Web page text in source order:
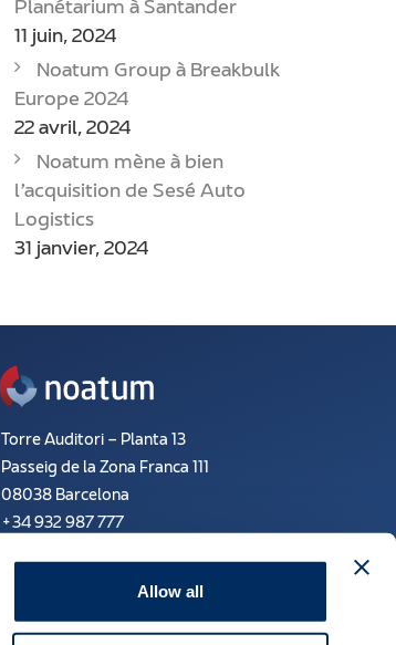
Allow all
Planétarium à Santander
11 juin, 2024
Noatum Group à Breakbulk
Europe 2024
22 avril, 2024
Noatum mène à bien
l’acquisition de Sesé Auto
Logistics
31 janvier, 2024
Torre Auditori – Planta 13
Passeig de la Zona Franca 111
08038 Barcelona
+34 932 987 777